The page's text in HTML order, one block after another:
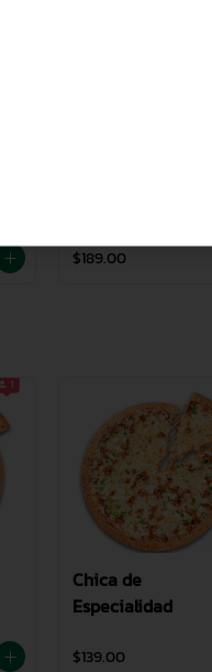
$189.00
Chica de
Especialidad
$139.00